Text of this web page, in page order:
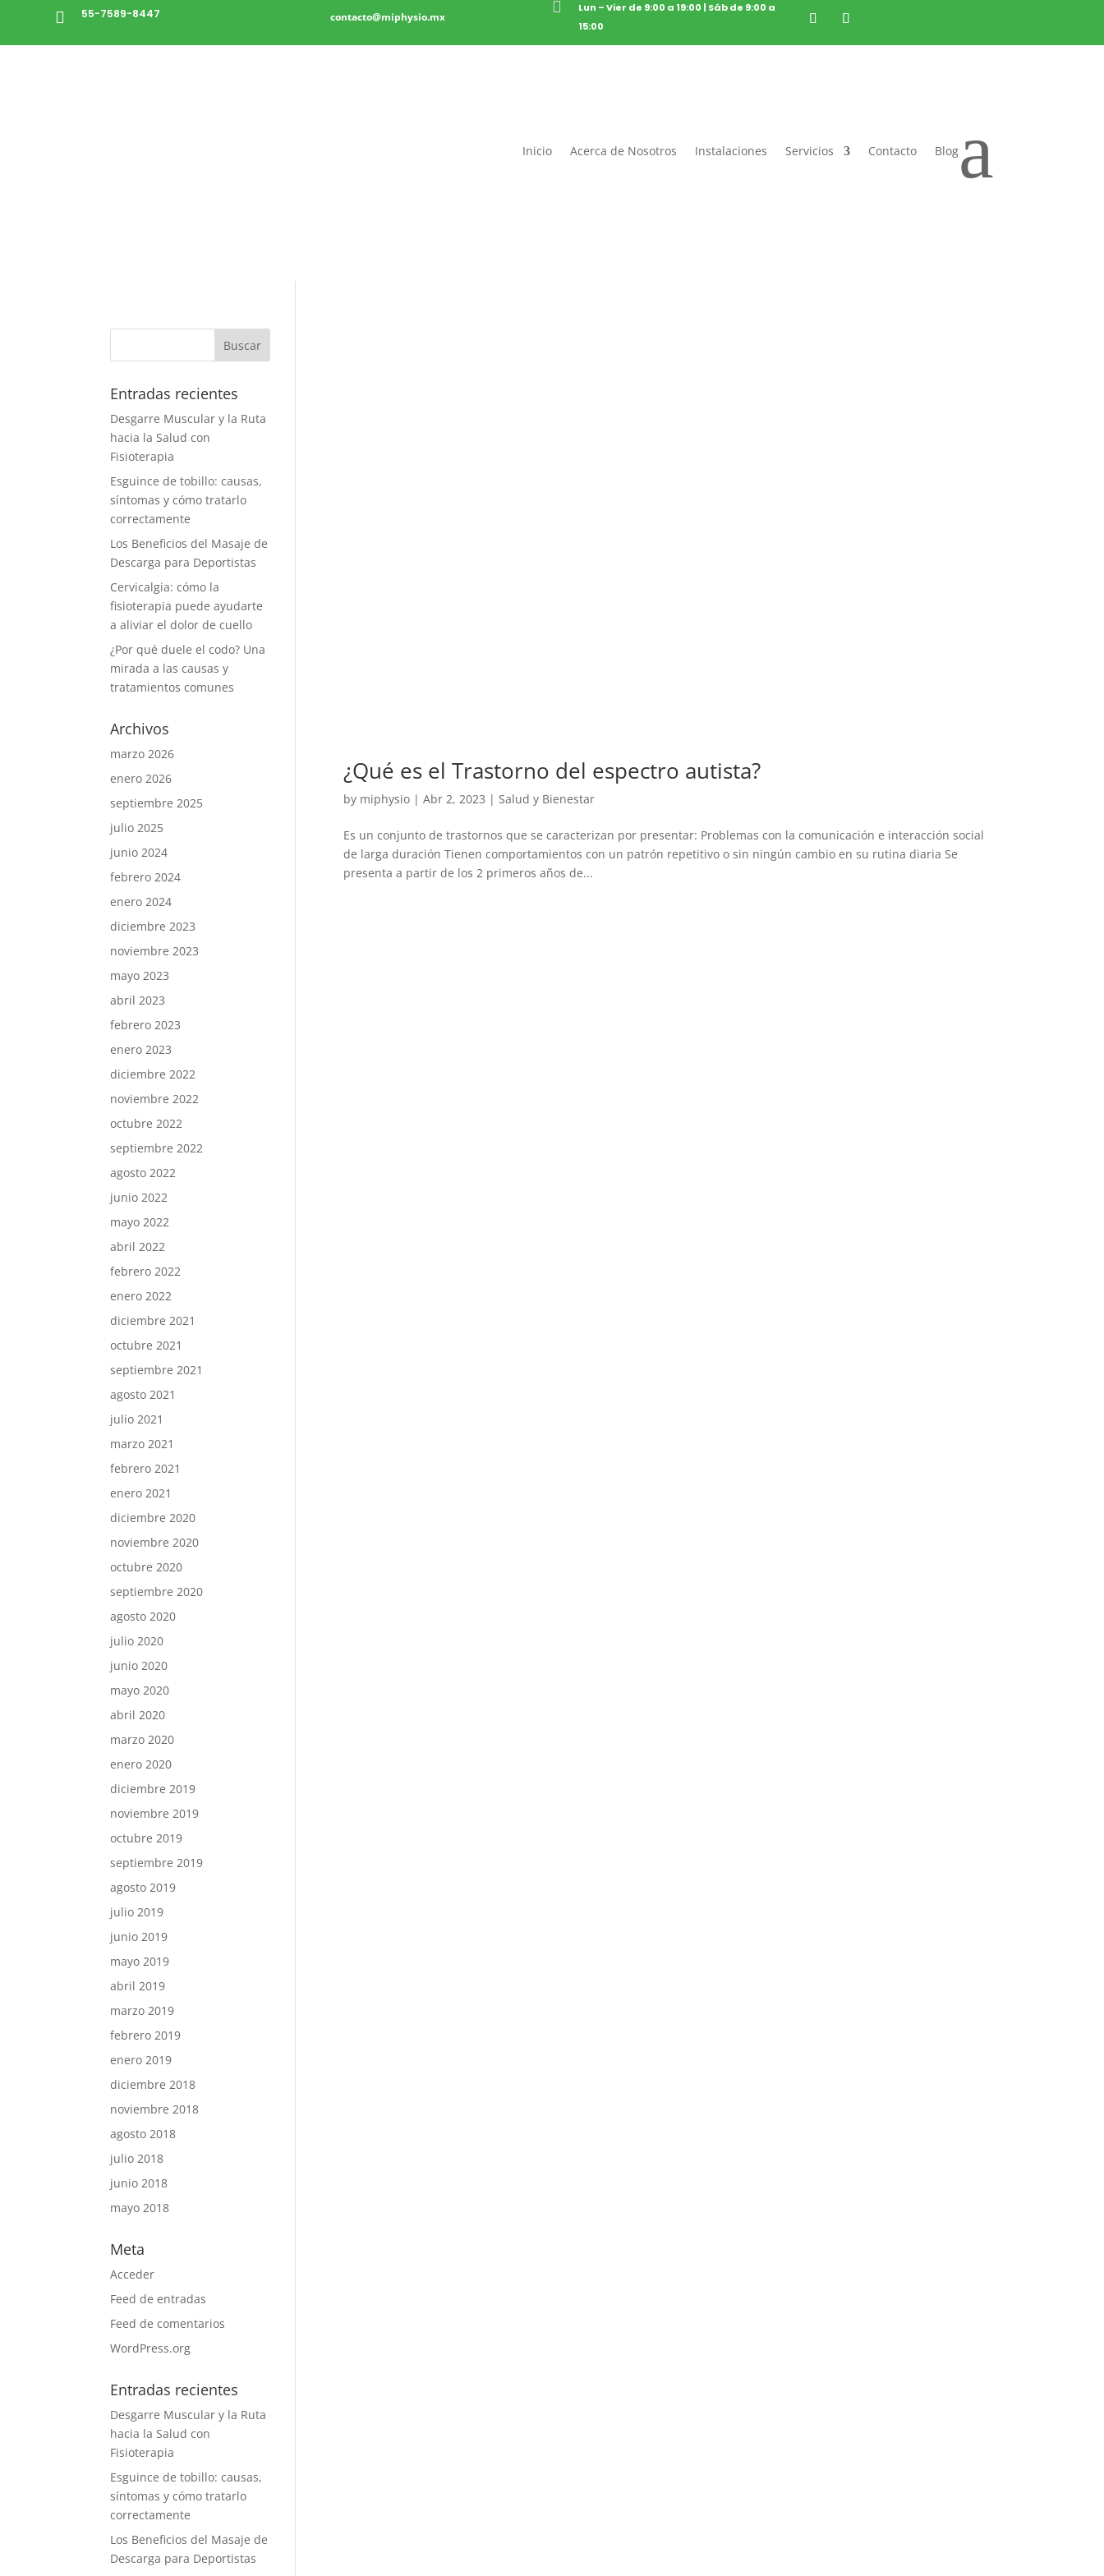
 55-7589-8447 contacto@miphysio.mx

Lun – Vier de 9:00 a 19:00 | Sáb de 9:00 a
15:00
Inicio Acerca de Nosotros Instalaciones Servicios Contacto Bloga
¿Qué es el Trastorno del espectro autista?
by miphysio| Abr 2, 2023 | Salud y Bienestar
Es un conjunto de trastornos que se caracterizan por presentar: Problemas con la comunicación e interacción social
de larga duración Tienen comportamientos con un patrón repetitivo o sin ningún cambio en su rutina diaria Se
presenta a partir de los 2 primeros años de...
Entradas recientes
Desgarre Muscular y la Ruta
hacia la Salud con
Fisioterapia
Esguince de tobillo: causas,
síntomas y cómo tratarlo
correctamente
Los Beneficios del Masaje de
Descarga para Deportistas
Cervicalgia: cómo la
fisioterapia puede ayudarte
a aliviar el dolor de cuello
¿Por qué duele el codo? Una
mirada a las causas y
tratamientos comunes
Archivos
marzo 2026
enero 2026
septiembre 2025
julio 2025
junio 2024
febrero 2024
enero 2024
diciembre 2023
noviembre 2023
mayo 2023
abril 2023
febrero 2023
enero 2023
diciembre 2022
noviembre 2022
octubre 2022
septiembre 2022
agosto 2022
junio 2022
mayo 2022
abril 2022
febrero 2022
enero 2022
diciembre 2021
octubre 2021
septiembre 2021
agosto 2021
julio 2021
marzo 2021
febrero 2021
enero 2021
diciembre 2020
noviembre 2020
octubre 2020
septiembre 2020
agosto 2020
julio 2020
junio 2020
mayo 2020
abril 2020
marzo 2020
enero 2020
diciembre 2019
noviembre 2019
octubre 2019
septiembre 2019
agosto 2019
julio 2019
junio 2019
mayo 2019
abril 2019
marzo 2019
febrero 2019
enero 2019
diciembre 2018
noviembre 2018
agosto 2018
julio 2018
junio 2018
mayo 2018
Meta
Acceder
Feed de entradas
Feed de comentarios
WordPress.org
Entradas recientes
Desgarre Muscular y la Ruta
hacia la Salud con
Fisioterapia
Esguince de tobillo: causas,
síntomas y cómo tratarlo
correctamente
Los Beneficios del Masaje de
Descarga para Deportistas